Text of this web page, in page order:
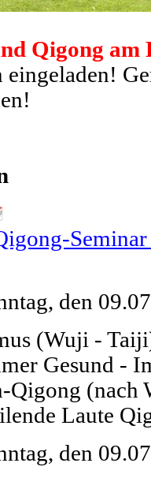
Qigong am
den
(Wuji -
Gesund -
Qigong (nach
Laute
den